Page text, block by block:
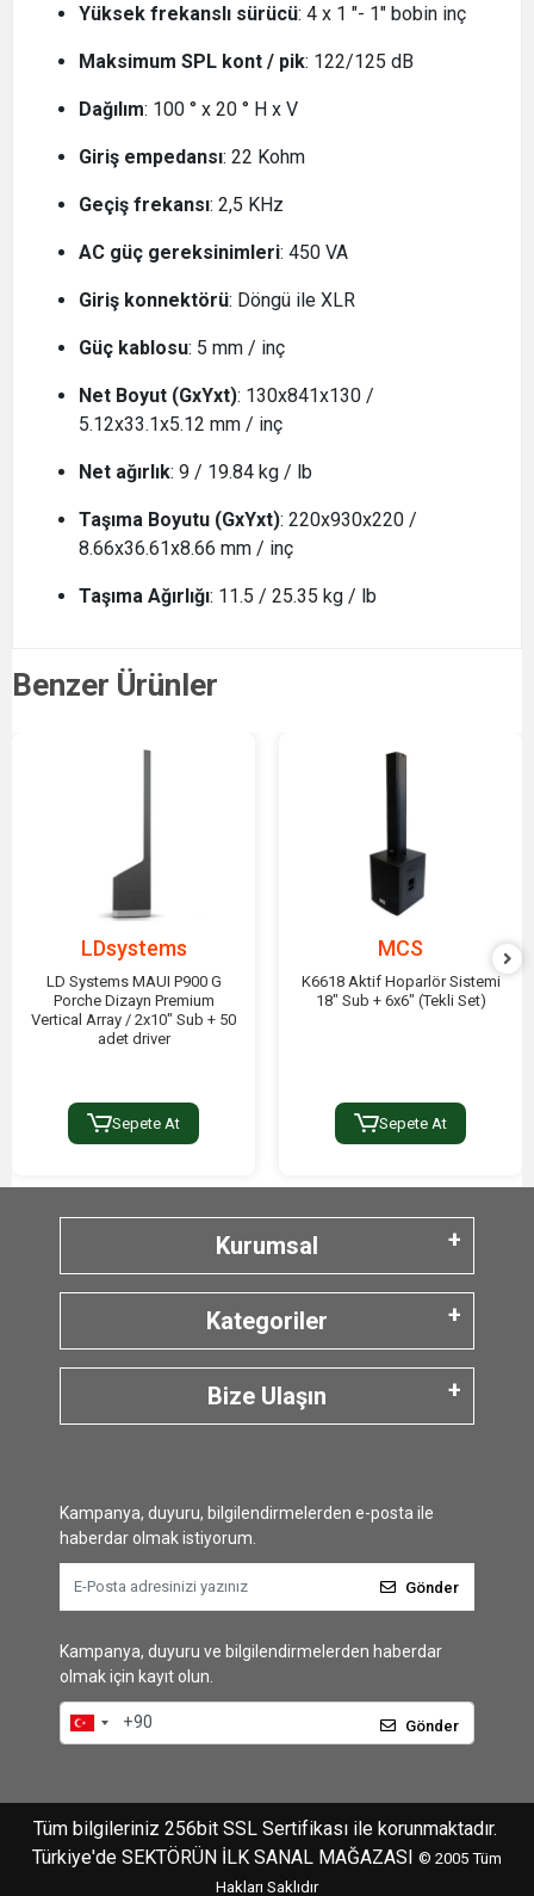
Yüksek frekanslı sürücü: 4 x 1 "- 1" bobin inç
Maksimum SPL kont / pik: 122/125 dB
Dağılım: 100 ° x 20 ° H x V
Giriş empedansı: 22 Kohm
Geçiş frekansı: 2,5 KHz
AC güç gereksinimleri: 450 VA
Giriş konnektörü: Döngü ile XLR
Güç kablosu: 5 mm / inç
Net Boyut (GxYxt): 130x841x130 /
5.12x33.1x5.12 mm / inç
Net ağırlık: 9 / 19.84 kg / lb
Taşıma Boyutu (GxYxt): 220x930x220 /
8.66x36.61x8.66 mm / inç
Taşıma Ağırlığı: 11.5 / 25.35 kg / lb
Benzer Ürünler
LDsystems
LD Systems MAUI P900 G
Porche Dizayn Premium
Vertical Array / 2x10" Sub + 50
adet driver
Sepete At
MCS
K6618 Aktif Hoparlör Sistemi
18" Sub + 6x6" (Tekli Set)
Sepete At
Kurumsal
Kategoriler
Bize Ulaşın
Kampanya, duyuru, bilgilendirmelerden e-posta ile
haberdar olmak istiyorum.
Gönder
Kampanya, duyuru ve bilgilendirmelerden haberdar
olmak için kayıt olun.
Gönder
Tüm bilgileriniz 256bit SSL Sertifikası ile korunmaktadır.
Türkiye'de SEKTÖRÜN İLK SANAL MAĞAZASI © 2005 Tüm
Hakları Saklıdır